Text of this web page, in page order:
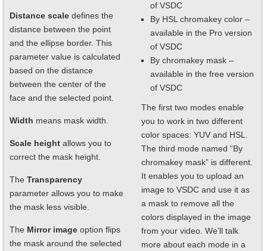
Distance scale defines the
distance between the point
and the ellipse border. This
parameter value is calculated
based on the distance
between the center of the
face and the selected point.
Width means mask width.
Scale height allows you to
correct the mask height.
The Transparency
parameter allows you to make
the mask less visible.
The Mirror image option flips
the mask around the selected
of VSDC
By HSL chromakey color –
available in the Pro version
of VSDC
By chromakey mask –
available in the free version
of VSDC
The first two modes enable
you to work in two different
color spaces: YUV and HSL.
The third mode named “By
chromakey mask” is different.
It enables you to upload an
image to VSDC and use it as
a mask to remove all the
colors displayed in the image
from your video. We’ll talk
more about each mode in a